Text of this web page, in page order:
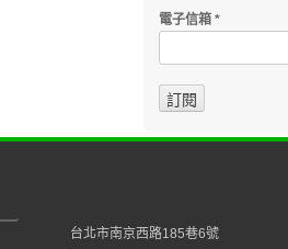
電子信箱*
台北市南京西路185巷6號